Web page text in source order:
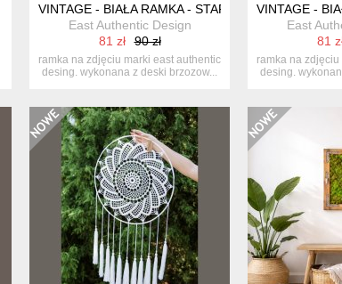
VINTAGE - BIAŁA RAMKA - STARE DREWNO
East Authentic Design
81 zł
90 zł
ramka na zdjęciu marki east authentic
desing. wykonana z deski brzozow...
VINTAGE -
East
81
ramka na
desing.